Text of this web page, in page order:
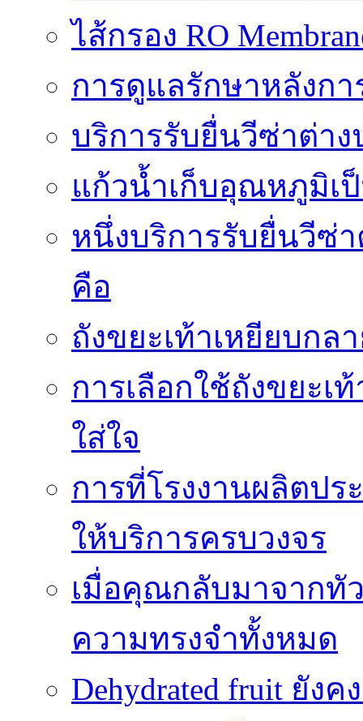
ไส้กรอง RO
การดูแลรักษาหลังกา
บริการรับยื่นวีซ่าต่าง
แก้วน้ำเก็บอุณหภูมิเ
หนึ่งบริการรับยื่นวีซ่
คือ
ถังขยะเท้าเหยียบก
การเลือกใช้ถังขยะเ
ใส่ใจ
การที่โรงงานผลิตป
ให้บริการครบวงจร
เมื่อคุณกลับมาจากทั
ความทรงจำทั้งหมด
Dehydrated fruit ยัง